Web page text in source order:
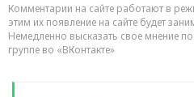
Комментарии на сайте работают в
этим их появление на сайте будет
Немедленно высказать свое мнение
группе во «ВКонтакте»